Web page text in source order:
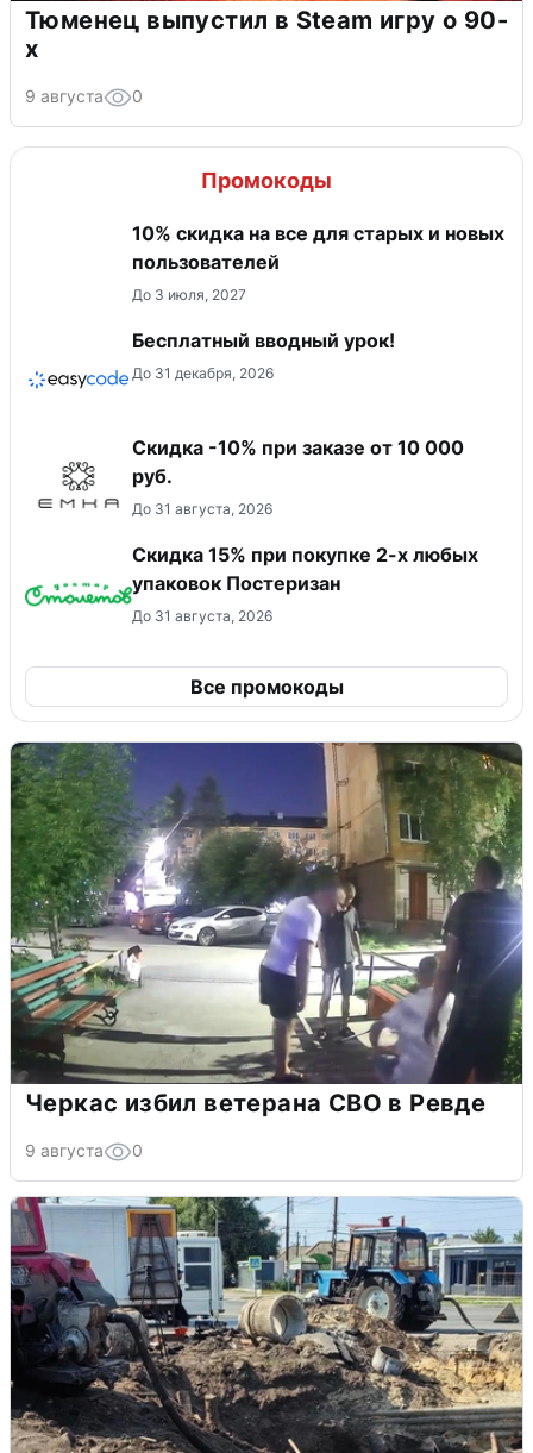
Тюменец выпустил в Steam игру о 90-
х
9 августа 0
Промокоды
10% скидка на все для старых и новых
пользователей
До 3 июля, 2027
Бесплатный вводный урок!
До 31 декабря, 2026
Скидка -10% при заказе от 10 000
руб.
До 31 августа, 2026
Скидка 15% при покупке 2-х любых
упаковок Постеризан
До 31 августа, 2026
Все промокоды
Черкас избил ветерана СВО в Ревде
9 августа 0